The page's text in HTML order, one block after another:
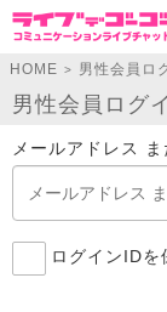
HOME > 男性会員ロ
男性会員ログ
メールアドレス
ログインIDを